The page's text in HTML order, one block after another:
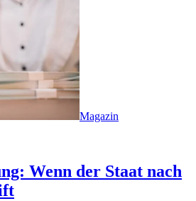
Magazin
Wenn der Staat nach